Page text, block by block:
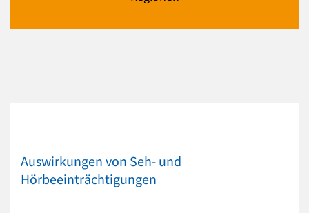
Auswirkungen von Seh- und
Hörbeeinträchtigungen